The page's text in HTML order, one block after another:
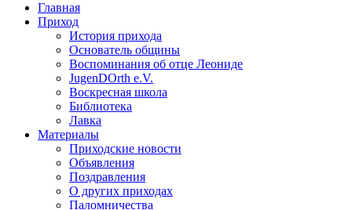
Главная
Приход
История прихода
Основатель общины
Воспоминания об отце Леониде
JugenDOrth e.V.
Воскресная школа
Библиотека
Лавка
Материалы
Приходские новости
Объявления
Поздравления
О других приходах
Паломничества